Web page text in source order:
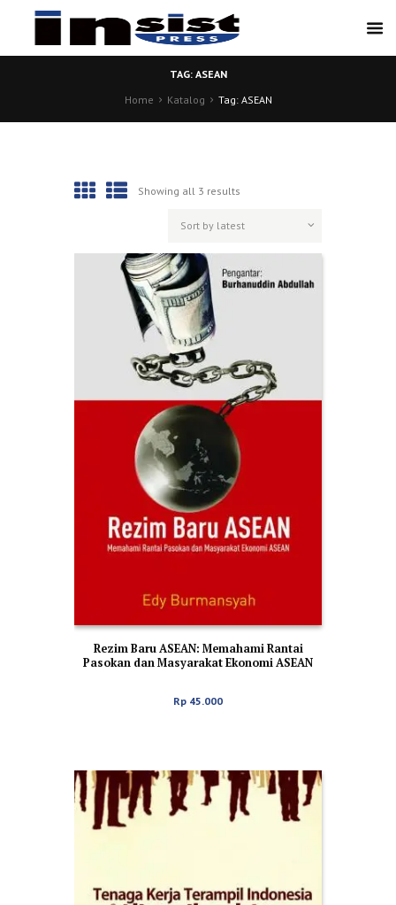
TAG: ASEAN
Home
Katalog Tag: ASEAN
Showing all 3 results
Rezim Baru ASEAN: Memahami Rantai
Pasokan dan Masyarakat Ekonomi ASEAN
Rp 45.000